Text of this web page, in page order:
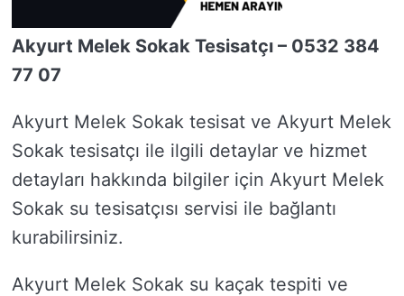
Akyurt Melek Sokak Tesisatçı – 0532 384
77 07
Akyurt Melek Sokak tesisat ve Akyurt Melek
Sokak tesisatçı ile ilgili detaylar ve hizmet
detayları hakkında bilgiler için Akyurt Melek
Sokak su tesisatçısı servisi ile bağlantı
kurabilirsiniz.
Akyurt Melek Sokak su kaçak tespiti ve